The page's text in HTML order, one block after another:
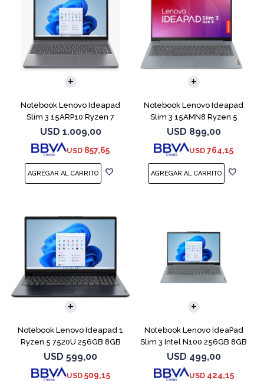
Notebook Lenovo Ideapad
Slim 3 15ARP10 Ryzen 7
7735HS 512 16
USD 1.009,00
USD 857,65
Notebook Lenovo Ideapad
Slim 3 15AMN8 Ryzen 5
7520U 512 16GB
USD 899,00
USD 764,15
Notebook Lenovo Ideapad 1
Ryzen 5 7520U 256GB 8GB
Abyss Blue
USD 599,00
USD 509,15
Notebook Lenovo IdeaPad
Slim 3 Intel N100 256GB 8GB
USD 499,00
USD 424,15